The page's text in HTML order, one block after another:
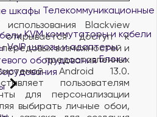
Телекоммуникационные
KVM коммутаторы и кабели
VoIP шлюзы и адаптеры
Блоки
Blackview
доступ к
возможностей и
предоставленных
Android 13.0.
пользователям
для персонализации
выбирать личные обои,